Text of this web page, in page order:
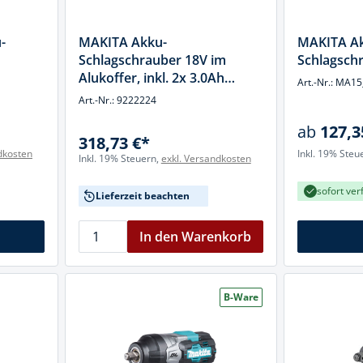
und Klemmsysteme
MAKITA Akku-
Schlagschrauber 18V im
Alukoffer, inkl. 2x 3.0Ah
Akkus und 96-tlg. Zubehör-
Art.-Nr.: 9222224
318,73 €*
Inkl. 19% Steuern, exkl. Versandkosten
Lieferzeit beachten
In den Warenkorb
MAKITA
Art.-Nr.:
ab
Inkl. 19%
sofort
B-Ware